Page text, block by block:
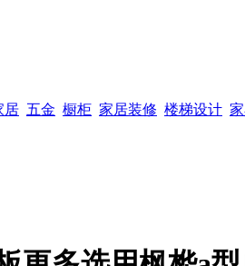
居 五金 橱柜 家居装修 楼梯设计